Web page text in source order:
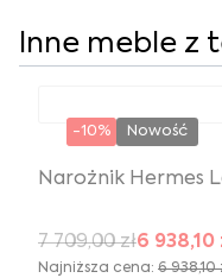
Inne meble z
-10% Nowość
Narożnik Hermes
7 709,00 zł6 938,10
Najniższa cena: 6 938,10